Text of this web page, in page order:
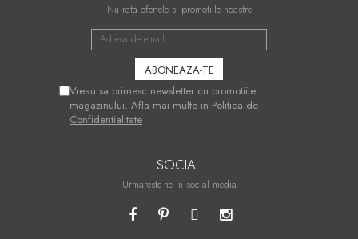
Nu rata ofertele si promotiile noastre
Vreau sa primesc newsletter cu promotiile
magazinului. Afla mai multe in Politica de
Confidentialitate
SOCIAL
Urmareste-ne in social media